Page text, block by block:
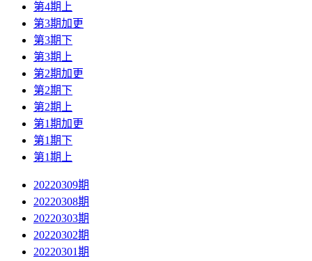
第4期上
第3期加更
第3期下
第3期上
第2期加更
第2期下
第2期上
第1期加更
第1期下
第1期上
20220309期
20220308期
20220303期
20220302期
20220301期